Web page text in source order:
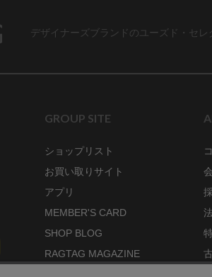
デザイナーズブランドのユーズド・セレ
GROUP SITE
ショップリスト
お買い取りサイト
アプリ
MEMBER'S CARD
SHOP BLOG
RAGTAG MAGAZINE